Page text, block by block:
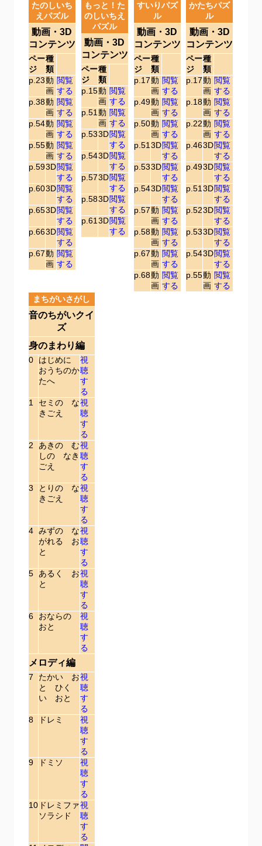
たのしいち
えパズル
動画・3D
コンテンツ
ペー
ジ
種
類
p.23動
画
閲覧
する
p.38動
画
閲覧
する
p.54動
画
閲覧
する
p.55動
画
閲覧
する
p.593D閲覧
する
p.603D閲覧
する
p.653D閲覧
する
p.663D閲覧
する
p.67動
画
閲覧
する
もっと！た
のしいちえ
パズル
動画・3D
コンテンツ
ペー
ジ
種
類
p.15動
画
閲覧
する
p.51 動
画
閲覧
する
p.533D閲覧
する
p.543D閲覧
する
p.573D閲覧
する
p.583D閲覧
する
p.61 3D閲覧
する
すいりパズ
ル
動画・3D
コンテンツ
ペー
ジ
種
類
p.17動
画
閲覧
する
p.49動
画
閲覧
する
p.50動
画
閲覧
する
p.51 3D閲覧
する
p.533D閲覧
する
p.543D閲覧
する
p.57動
画
閲覧
する
p.58動
画
閲覧
する
p.67動
画
閲覧
する
p.68動
画
閲覧
する
かたちパズ
ル
動画・3D
コンテンツ
ペー
ジ
種
類
p.17動
画
閲覧
する
p.18動
画
閲覧
する
p.22動
画
閲覧
する
p.463D閲覧
する
p.493D閲覧
する
p.51 3D閲覧
する
p.523D閲覧
する
p.533D閲覧
する
p.543D閲覧
する
p.55動
画
閲覧
する
まちがいさがし
音のちがいクイ
ズ
身のまわり編
0
はじめに
おうちのか
たへ
視
聴
す
る
1
セミの な
きごえ
視
聴
す
る
2
あきの む
しの なき
ごえ
視
聴
す
る
3
とりの な
きごえ
視
聴
す
る
4 みずの な
がれる お
と
視
聴
す
る
5
あるく お
と
視
聴
す
る
6
おならの
おと
視
聴
す
る
メロディ編
7
たかい お
と ひく
い おと
視
聴
す
る
8
ドレミ
視
聴
す
る
9
ドミソ
視
聴
す
る
10 ドレミファ
ソラシド
視
聴
す
る